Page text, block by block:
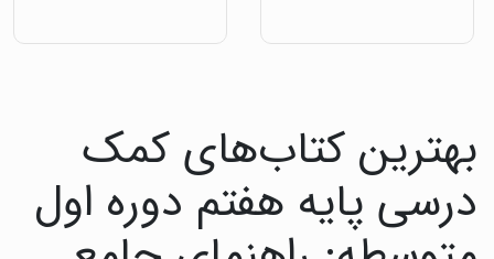
بهترین کتاب‌های کمک
درسی پایه هفتم دوره اول